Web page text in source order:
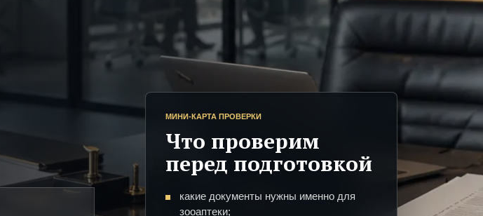
МИНИ-КАРТА ПРОВЕРКИ
Что проверим
перед подготовкой
какие документы нужны именно для
зооаптеки;